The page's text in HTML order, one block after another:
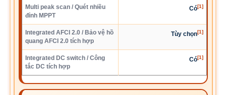
Multi peak scan / Quét nhiều
đỉnh MPPT
Có[1]
Integrated AFCI 2.0 / Bảo vệ hồ
quang AFCI 2.0 tích hợp
Tùy chọn[1]
Integrated DC switch / Công
tắc DC tích hợp
Có[1]